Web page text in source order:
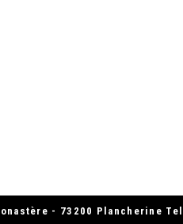
- 73200 Plancherine